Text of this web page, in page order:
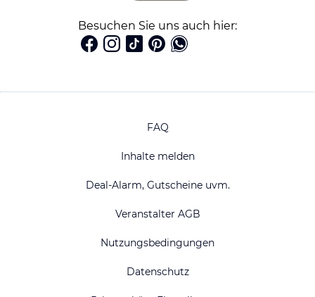
Besuchen Sie uns auch hier:
FAQ
Inhalte melden
Deal-Alarm, Gutscheine uvm.
Veranstalter AGB
Nutzungsbedingungen
Datenschutz